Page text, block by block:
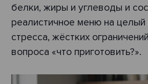
белки, жиры и углеводы и
реалистичное меню на
стресса, жёстких
вопроса «что приготовить?».